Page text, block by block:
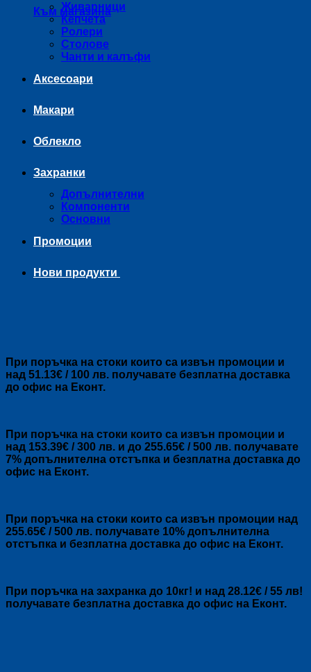
Към магазина
Живарници
Кепчета
Ролери
Столове
Чанти и калъфи
Аксесоари
Макари
Облекло
Захранки
Допълнителни
Компоненти
Основни
Промоции
Нови продукти
При поръчка на стоки които са извън промоции и
над 51.13€ / 100 лв. получавате безплатна доставка
до офис на Еконт.
При поръчка на стоки които са извън промоции и
над 153.39€ / 300 лв. и до 255.65€ / 500 лв. получавате
7% допълнителна отстъпка и безплатна доставка до
офис на Еконт.
При поръчка на стоки които са извън промоции над
255.65€ / 500 лв. получавате 10% допълнителна
отстъпка и безплатна доставка до офис на Еконт.
При поръчка на захранка до 10кг! и над 28.12€ / 55 лв!
получавате безплатна доставка до офис на Еконт.